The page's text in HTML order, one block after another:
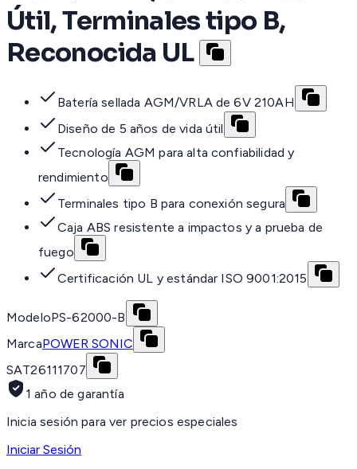
Útil, Terminales tipo B,
Reconocida UL
Batería sellada AGM/VRLA de 6V 210AH
Diseño de 5 años de vida útil
Tecnología AGM para alta confiabilidad y
rendimiento
Terminales tipo B para conexión segura
Caja ABS resistente a impactos y a prueba de
fuego
Certificación UL y estándar ISO 9001:2015
ModeloPS-62000-B
MarcaPOWER SONIC
SAT26111707
1 año de garantía
Inicia sesión para ver precios especiales
Iniciar Sesión